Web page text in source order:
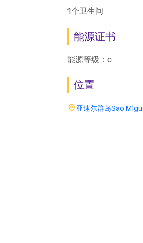
1个卫生间
能源证书
能源等级：c
位置
亚速尔群岛São